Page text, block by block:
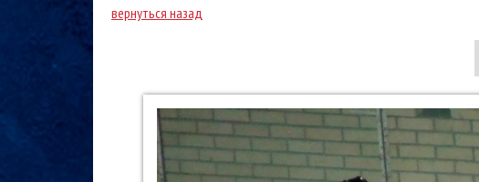
вернуться назад